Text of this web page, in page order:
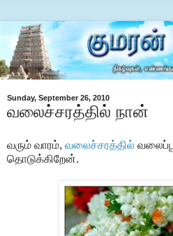
Sunday, September 26, 2010
வலைச்சரத்தில் நான்
வரும் வாரம், வலைச்சரத்தில்
தொடுக்கிறேன்.